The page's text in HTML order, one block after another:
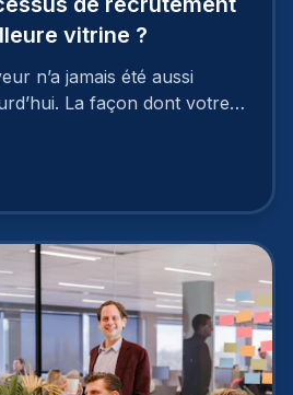
vitrine ?
n’a jamais été aussi
La façon dont votre
profils.